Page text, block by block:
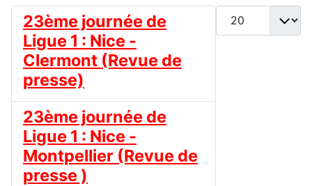
Afficher #
23ème journée de
Ligue 1 : Nice -
Clermont (Revue de
presse)
23ème journée de
Ligue 1 : Nice -
Montpellier (Revue de
presse )